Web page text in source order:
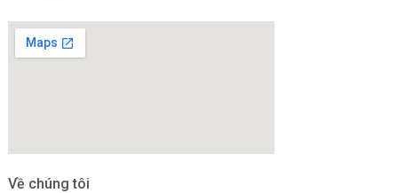
Về chúng tôi